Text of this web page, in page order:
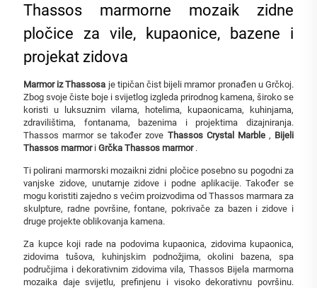
Thassos marmorne mozaik zidne
pločice za vile, kupaonice, bazene i
projekat zidova
Marmor iz Thassosa je tipičan čist bijeli mramor pronađen u Grčkoj.
Zbog svoje čiste boje i svijetlog izgleda prirodnog kamena, široko se
koristi u luksuznim vilama, hotelima, kupaonicama, kuhinjama,
zdravilištima, fontanama, bazenima i projektima dizajniranja.
Thassos marmor se također zove Thassos Crystal Marble , Bijeli
Thassos marmor i Grčka Thassos marmor .
Ti polirani marmorski mozaikni zidni pločice posebno su pogodni za
vanjske zidove, unutarnje zidove i podne aplikacije. Također se
mogu koristiti zajedno s većim proizvodima od Thassos marmara za
skulpture, radne površine, fontane, pokrivače za bazen i zidove i
druge projekte oblikovanja kamena.
Za kupce koji rade na podovima kupaonica, zidovima kupaonica,
zidovima tušova, kuhinjskim podnožjima, okolini bazena, spa
područjima i dekorativnim zidovima vila, Thassos Bijela marmorna
mozaika daje svijetlu, prefinjenu i visoko dekorativnu površinu.